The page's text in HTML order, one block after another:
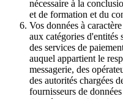
nécessaire à la
et de formation et du
Vos données à
aux catégories d'entités
des services de
auquel appartient le
messagerie, des
des autorités chargées
fournisseurs de